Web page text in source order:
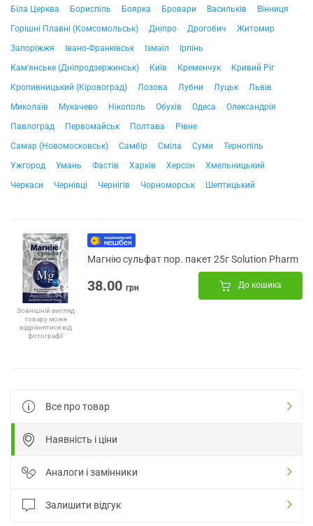
Біла Церква Бориспіль Боярка Бровари Васильків
Вінниця
Горішні Плавні (Комсомольськ)
Дніпро Дрогобич
Житомир
Запоріжжя
Івано-Франківськ Ізмаїл
Ірпінь
Кам'янське (Дніпродзержинськ)
Київ Кременчук
Кривий Ріг
Кропивницький (Кіровоград)
Лозова Лубни Луцьк
Львів
Миколаїв
Мукачево Нікополь Обухів Одеса
Олександрія
Павлоград
Первомайськ Полтава
Рівне
Самар (Новомосковськ)
Самбір Сміла Суми
Тернопіль
Ужгород
Умань Фастів Харків Херсон
Хмельницький
Черкаси
Чернівці Чернігів Чорноморськ Шептицький
Зовнішній вигляд
товару може
відрізнятися від
фотографії
Магнію сульфат пор. пакет 25г Solution Pharm
38.00 грн До кошика
Все про товар
Наявність і ціни
Аналоги і замінники
Залишити відгук